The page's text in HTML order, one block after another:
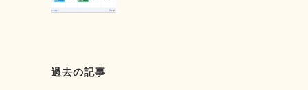
過去の記事